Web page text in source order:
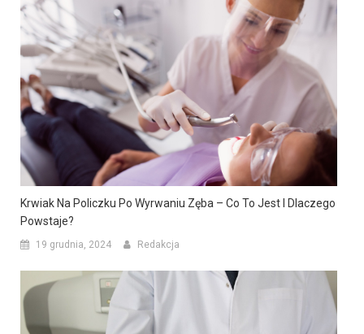
Krwiak Na Policzku Po Wyrwaniu Zęba – Co To Jest I Dlaczego
Powstaje?
19 grudnia, 2024 Redakcja